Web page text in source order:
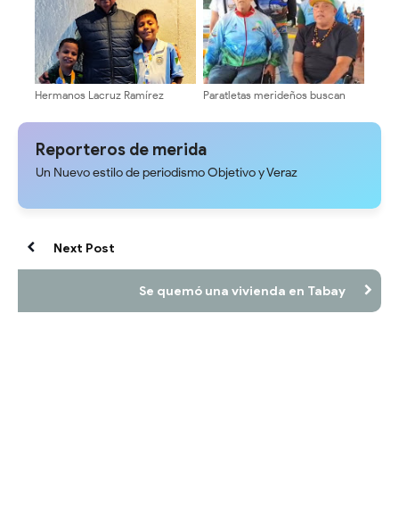
Hermanos Lacruz Ramírez
Mundial de Ajedrez en Siberia
Paratletas merideños buscan
Caracas
Reporteros de merida
Un Nuevo estilo de periodismo Objetivo y Veraz
Next Post
Se quemó una vivienda en Tabay